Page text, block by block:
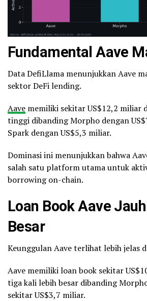
Fundamental Aave
Data DefiLlama menunjukkan Aave
sektor DeFi lending.
Aave memiliki sekitar US$12,2 miliar
tinggi dibanding Morpho dengan
Spark dengan US$5,3 miliar.
Dominasi ini menunjukkan bahwa
salah satu platform utama untuk
borrowing on-chain.
Loan Book Aave
Besar
Keunggulan Aave terlihat lebih jelas
Aave memiliki loan book sekitar
tiga kali lebih besar dibanding
sekitar US$3,7 miliar.